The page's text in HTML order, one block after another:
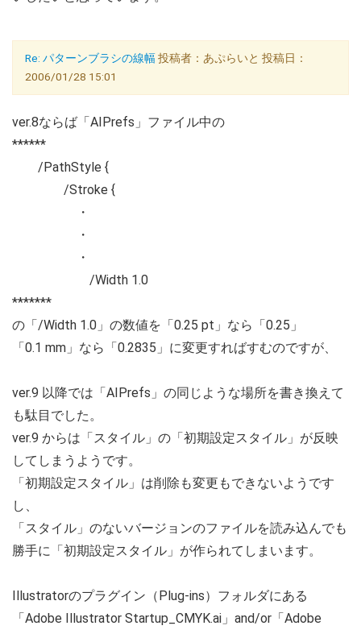
Re: パターンブラシの線幅投稿者：あぷらいと 投稿日：
2006/01/28 15:01
ver.8ならば「AIPrefs」ファイル中の
******
/PathStyle {
/Stroke {
・
・
・
/Width 1.0
*******
の「/Width 1.0」の数値を「0.25 pt」なら「0.25」
「0.1 mm」なら「0.2835」に変更すればすむのですが、
ver.9 以降では「AIPrefs」の同じような場所を書き換えて
も駄目でした。
ver.9 からは「スタイル」の「初期設定スタイル」が反映
してしまうようです。
「初期設定スタイル」は削除も変更もできないようです
し、
「スタイル」のないバージョンのファイルを読み込んでも
勝手に「初期設定スタイル」が作られてしまいます。
Illustratorのプラグイン（Plug-ins）フォルダにある
「Adobe Illustrator Startup_CMYK.ai」and/or「Adobe